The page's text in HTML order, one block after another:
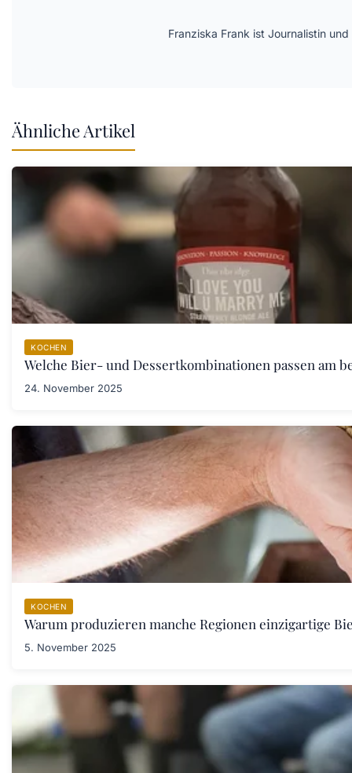
Franziska Frank ist Journalistin
Ähnliche Artikel
KOCHEN
Welche Bier- und Dessertkombinationen passen am
24. November 2025
KOCHEN
Warum produzieren manche Regionen einzigartige
5. November 2025